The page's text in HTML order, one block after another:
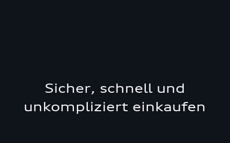
Sicher, schnell und
unkompliziert einkaufen